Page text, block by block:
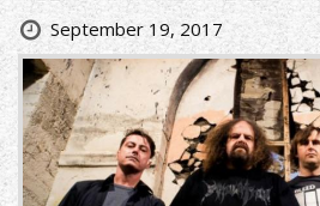
September 19, 2017